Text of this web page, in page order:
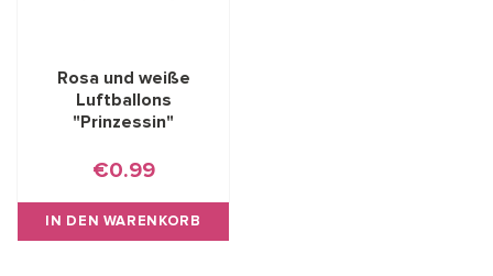
Rosa und weiße
Luftballons
"Prinzessin"
€0.99
IN DEN WARENKORB